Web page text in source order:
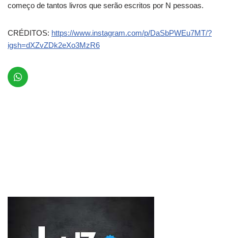
começo de tantos livros que serão escritos por N pessoas.
CRÉDITOS: https://www.instagram.com/p/DaSbPWEu7MT/?
igsh=dXZvZDk2eXo3MzR6